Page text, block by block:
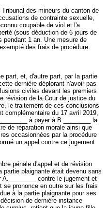
des mineurs du canton de
de contrainte sexuelle,
coupable de viol et l'a
(sous déduction de 6 jours de
pendant 1 an. Une mesure de
des frais de procédure.
part, et, d'autre part, par la partie
dernière déplorant n'avoir pas
civiles devant les premiers
révision de la Cour de justice du
le traitement de ces conclusions
complémentaire du 17 avril 2019,
à payer à B.________ la
de réparation morale ainsi que
occasionnées par la procédure
un appel contre ce jugement
pénale d'appel et de révision
partie plaignante était devenu sans
contre le jugement et
se prononce en outre sur les frais
à la partie plaignante pour ses
de dernière instance